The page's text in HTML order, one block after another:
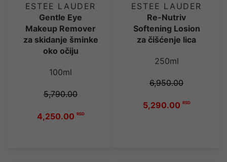
ESTEE LAUDER
Gentle Eye
Makeup Remover
za skidanje šminke
oko očiju
100ml
5,790.00
4,250.00 RSD
ESTEE LAUDER
Re-Nutriv
Softening Losion
za čišćenje lica
250ml
6,950.00
5,290.00 RSD